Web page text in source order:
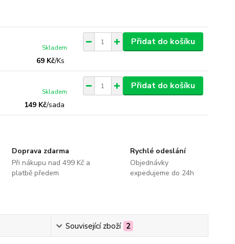
69 Kč/Ks
Skladem
Přidat do košíku
149 Kč/sada
Skladem
Přidat do košíku
Doprava zdarma
Při nákupu nad 499 Kč a
platbě předem
Rychlé odeslání
Objednávky
expedujeme do 24h
Související zboží 2